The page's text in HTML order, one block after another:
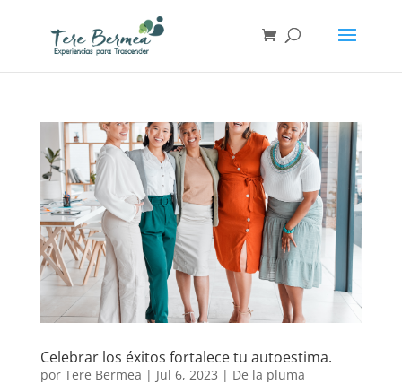
Celebrar los éxitos fortalece tu autoestima.
por Tere Bermea | Jul 6, 2023 | De la pluma